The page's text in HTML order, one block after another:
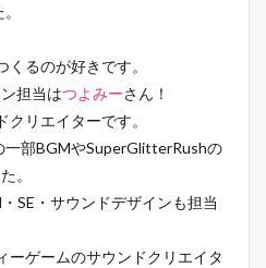
るのが好きです。
担当はつよみーさん！
リエイターです。
部BGMやSuperGlitterRushの
。
SE・サウンドデザインも担当
ーゲームのサウンドクリエイタ